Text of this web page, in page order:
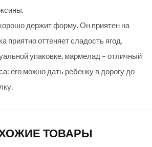
держит форму. Он приятен на
приятно оттеняет сладость ягод.
упаковке, мармелад – отличный
его можно дать ребенку в дорогу до
ТОВАРЫ